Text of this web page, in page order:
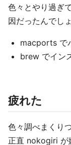
色々とやり過ぎ
因だったんでし
macports で
brew でイン
疲れた
色々調べまくり
正直 nokogiri が